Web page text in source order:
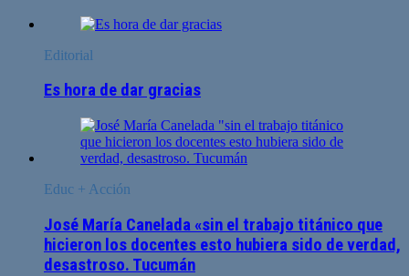
Editorial
Es hora de dar gracias
Educ + Acción
José María Canelada «sin el trabajo titánico que
hicieron los docentes esto hubiera sido de verdad,
desastroso. Tucumán